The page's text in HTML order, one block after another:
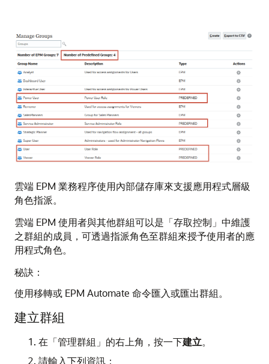
雲端 EPM 業務程序使用內部儲存庫來支援應用程式層級
角色指派。
雲端 EPM 使用者與其他群組可以是「存取控制」中維護
之群組的成員，可透過指派角色至群組來授予使用者的應
用程式角色。
秘訣：
使用移轉或 EPM Automate 命令匯入或匯出群組。
建立群組
在「管理群組」的右上角，按一下建立。
請輸入下列資訊：